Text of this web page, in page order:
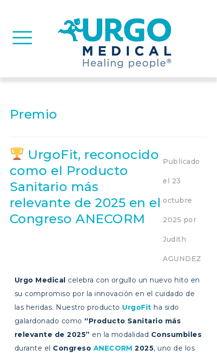
Basculer la navigation
Premio
UrgoFit, reconocido
como el Producto
Sanitario más
relevante de 2025 en el
Congreso ANECORM
Publicado
el 23
octubre
2025 por
Judith
AGUNDEZ
Urgo Medical celebra con orgullo un nuevo hito en
su compromiso por la innovación en el cuidado de
las heridas. Nuestro producto UrgoFit ha sido
galardonado como “Producto Sanitario más
relevante de 2025” en la modalidad Consumbiles
durante el Congreso ANECORM 2025, uno de los